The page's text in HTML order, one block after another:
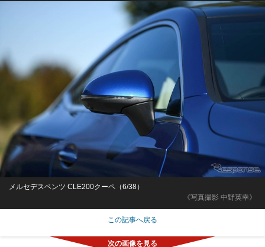
《写真撮影 中野英幸》
メルセデスベンツ CLE200クーペ（6/38）
この記事へ戻る